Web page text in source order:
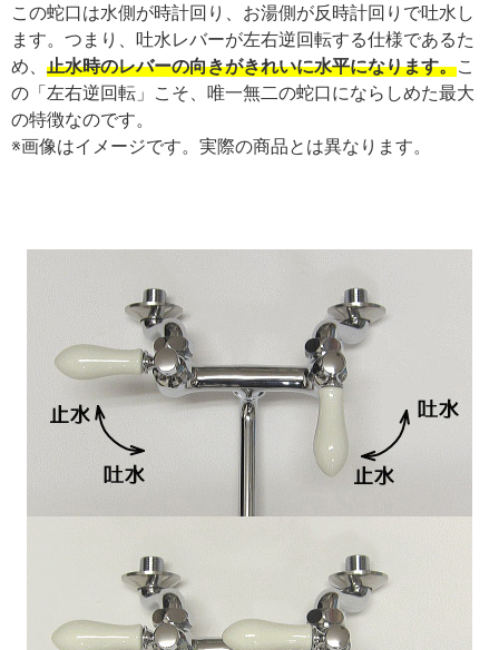
この蛇口は水側が時計回り、お湯側が反時計回りで吐水し
ます。つまり、吐水レバーが左右逆回転する仕様であるた
め、 止水時のレバーの向きがきれいに水平になります。こ
の「左右逆回転」こそ、唯一無二の蛇口にならしめた最大
の特徴なのです。
※画像はイメージです。実際の商品とは異なります。